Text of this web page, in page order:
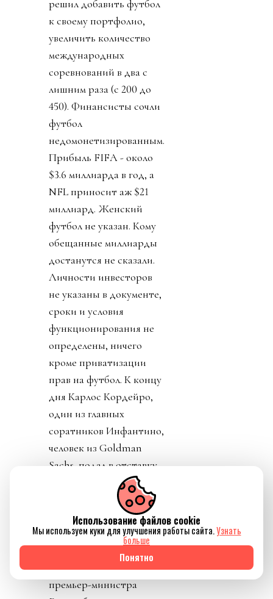
решил добавить футбол
к своему портфолио,
увеличить количество
международных
соревнований в два с
лишним раза (с 200 до
450). Финансисты сочли
футбол
недомонетизированным.
Прибыль FIFA - около
$3.6 миллиарда в год, а
NFL приносит аж $21
миллиард. Женский
футбол не указан. Кому
обещанные миллиарды
достанутся не сказали.
Личности инвесторов
не указаны в документе,
сроки и условия
функционирования не
определены, ничего
кроме приватизации
прав на футбол. К концу
дня Карлос Кордейро,
один из главных
соратников Инфантино,
человек из Goldman
Sachs, подал в отставку.
Карлос подчеркнул, что
ничего не знал о плане и
что план приватизации
футбола вреден и
Политики уровня
премьер-министра
Использование файлов cookie
Мы используем куки для улучшения работы сайта.Узнать
больше
Понятно